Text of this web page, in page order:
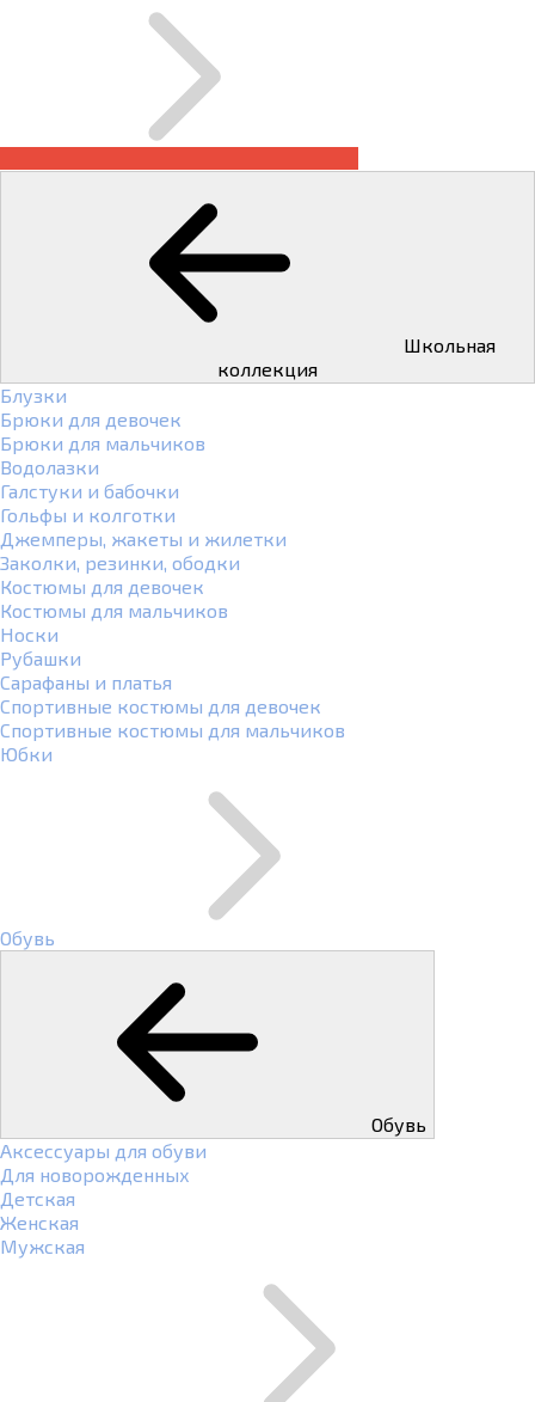
коллекция
Блузки
Брюки для девочек
Брюки для мальчиков
Водолазки
Галстуки и бабочки
Гольфы и колготки
Джемперы, жакеты и жилетки
Заколки, резинки, ободки
Костюмы для девочек
Костюмы для мальчиков
Носки
Рубашки
Сарафаны и платья
Спортивные костюмы для девочек
Спортивные костюмы для мальчиков
Юбки
Обувь
Обувь
Аксессуары для обуви
Для новорожденных
Детская
Женская
Мужская